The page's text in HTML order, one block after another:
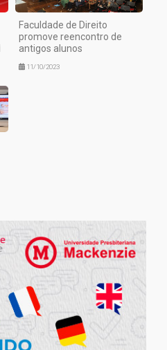
Faculdade de Direito
promove reencontro de
antigos alunos
11/10/2023